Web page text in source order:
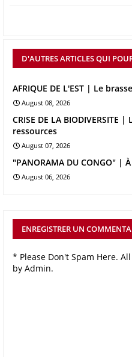
D'AUTRES ARTICLES QUI
AFRIQUE DE L'EST | Le
August 08, 2026
CRISE DE LA BIODIVERSITE
ressources
August 07, 2026
"PANORAMA DU CONGO" |
August 06, 2026
ENREGISTRER UN
* Please Don't Spam Here.
by Admin.